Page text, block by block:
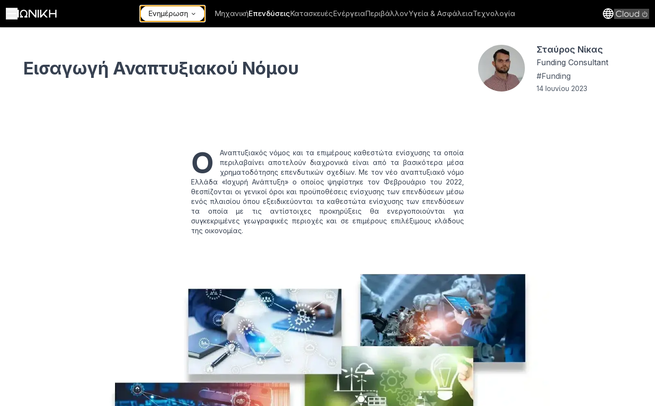
Ενημέρωση ΜηχανικήΕπενδύσειςΚατασκευέςΕνέργειαΠεριβάλλονΥγεία & ΑσφάλειαΤεχνολογία
Εισαγωγή Αναπτυξιακού Νόμου
Σταύρος Νίκας
Funding Consultant
#Funding
14 Ιουνίου 2023
Ο
Αναπτυξιακός νόμος και τα επιμέρους καθεστώτα ενίσχυσης τα οποία
περιλαβαίνει αποτελούν διαχρονικά είναι από τα βασικότερα μέσα
χρηματοδότησης επενδυτικών σχεδίων. Με τον νέο αναπτυξιακό νόμο
Ελλάδα «Ισχυρή Ανάπτυξη» ο οποίος ψηφίστηκε τον Φεβρουάριο του 2022,
θεσπίζονται οι γενικοί όροι και προϋποθέσεις ενίσχυσης των επενδύσεων μέσω
ενός πλαισίου όπου εξειδικεύονται τα καθεστώτα ενίσχυσης των επενδύσεων
τα οποία με τις αντίστοιχες προκηρύξεις θα ενεργοποιούνται για
συγκεκριμένες γεωγραφικές περιοχές και σε επιμέρους επιλέξιμους κλάδους
της οικονομίας.